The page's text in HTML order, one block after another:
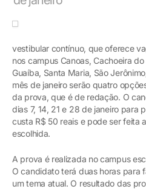
vestibular contínuo, que oferece
nos campus Canoas, Cachoeira
Guaíba, Santa Maria, São
mês de janeiro serão quatro
da prova, que é de redação. O
dias 7, 14, 21 e 28 de janeiro para
custa R$ 50 reais e pode ser feita
escolhida.
A prova é realizada no campus
O candidato terá duas horas para
um tema atual. O resultado das